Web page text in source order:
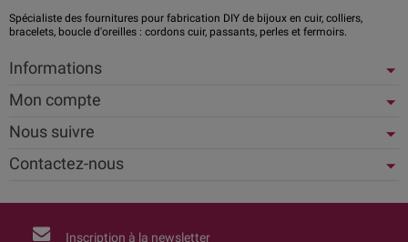
Spécialiste des fournitures pour fabrication DIY de bijoux en cuir, colliers,
bracelets, boucle d'oreilles : cordons cuir, passants, perles et fermoirs.
Informations
Mon compte
Nous suivre
Contactez-nous
Inscription à la newsletter